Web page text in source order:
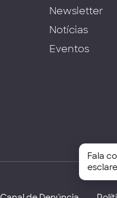
Newsletter
Notícias
Eventos
Fala